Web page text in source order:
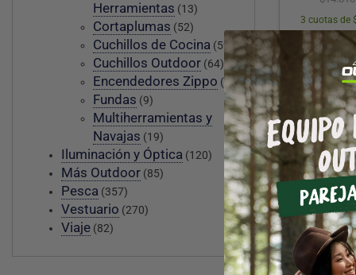
3 cuotas de
15% OFF
Herramientas (13)
Cortaplumas (52)
Cuchillos de Cocina (59)
Cuchillos Outdoor (64)
Encendedores Zippo (8)
Fundas (9)
Multiherramientas y
Navajas (19)
Iluminación y Óptica (120)
Más Outdoor (85)
Pesca (357)
Vestuario (270)
Viaje (82)